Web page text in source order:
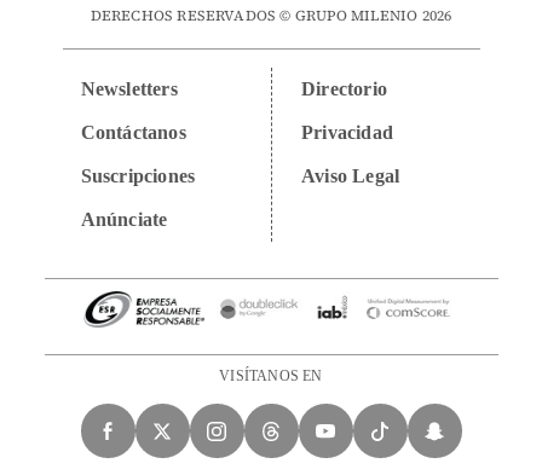
DERECHOS RESERVADOS © GRUPO MILENIO 2026
Newsletters
Contáctanos
Suscripciones
Anúnciate
Directorio
Privacidad
Aviso Legal
VISÍTANOS EN